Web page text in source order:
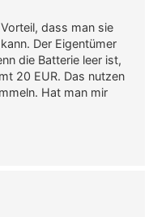
dass man sie
Der Eigentümer
die Batterie leer ist,
20 EUR. Das nutzen
Hat man mir